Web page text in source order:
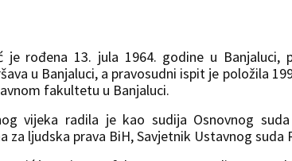
je rođena 13. jula 1964. godine u
u Banjaluci, a pravosudni ispit je položila
fakultetu u Banjaluci.
vijeka radila je kao sudija Osnovnog
za ljudska prava BiH, Savjetnik Ustavnog suda